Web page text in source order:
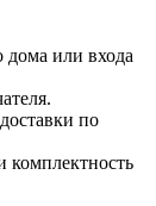
дома или входа
по
комплектность